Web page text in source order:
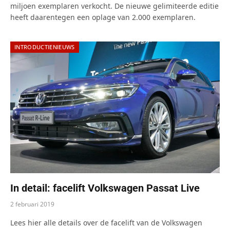
miljoen exemplaren verkocht. De nieuwe gelimiteerde editie
heeft daarentegen een oplage van 2.000 exemplaren.
INTRODUCTIENIEUWS
In detail: facelift Volkswagen Passat Live
2 februari 2019
Lees hier alle details over de facelift van de Volkswagen